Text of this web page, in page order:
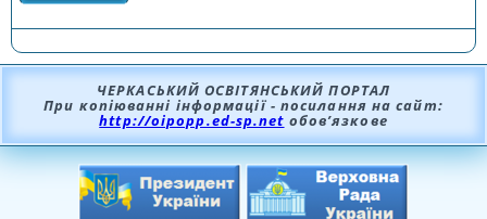
ЧЕРКАСЬКИЙ ОСВІТЯНСЬКИЙ ПОРТАЛ
При копіюванні інформації - посилання на сайт:
http://oipopp.ed-sp.net обов’язкове